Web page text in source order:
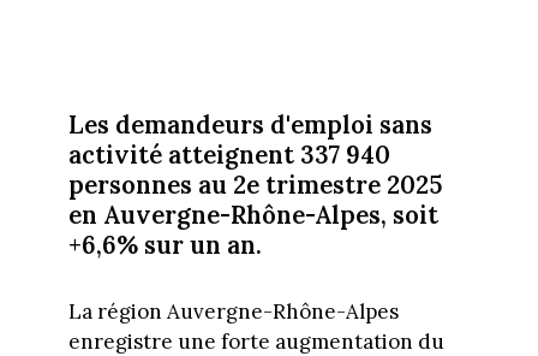
Les demandeurs d'emploi sans
activité atteignent 337 940
personnes au 2e trimestre 2025
en Auvergne-Rhône-Alpes, soit
+6,6% sur un an.
La région Auvergne-Rhône-Alpes
enregistre une forte augmentation du